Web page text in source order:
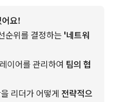
어요!
순위를 결정하는 '네트워
이어를 관리하여 팀의 협
리더가 어떻게 전략적으